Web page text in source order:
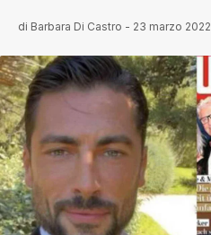
di Barbara Di Castro - 23 marzo 2022